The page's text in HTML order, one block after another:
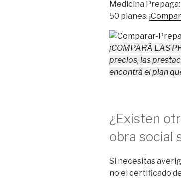
Medicina
50 planes.
¡COMPARÁ LAS
precios, las
encontrá el plan
¿Existen
obra social
Si necesitas
no el certificado